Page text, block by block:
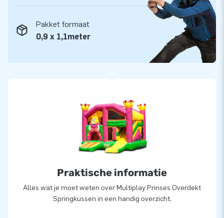
Pakket formaat
0,9 x 1,1meter
Praktische informatie
Alles wat je moet weten over Multiplay Prinses Overdekt
Springkussen in een handig overzicht.